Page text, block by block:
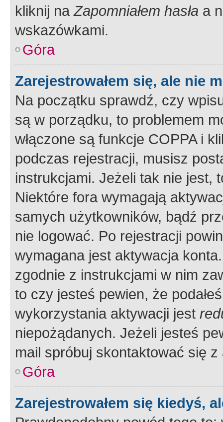
kliknij naZapomniałem hasła a
wskazówkami.
Góra
Zarejestrowałem się, ale nie
Na początku sprawdź, czy
są w porządku, to problemem
włączone są funkcje COPPA i
podczas rejestracji, musisz
instrukcjami. Jeżeli tak nie jest,
Niektóre fora wymagają
samych użytkowników, bądź
nie logować. Po rejestracji
wymagana jest aktywacja
zgodnie z instrukcjami w nim
to czy jesteś pewien, że
wykorzystania aktywacji jest
niepożądanych. Jeżeli jesteś
mail spróbuj skontaktować się
Góra
Zarejestrowałem się kiedyś,